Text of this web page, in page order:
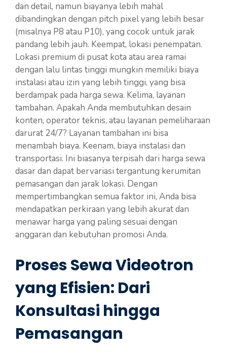
dan detail, namun biayanya lebih mahal
dibandingkan dengan pitch pixel yang lebih besar
(misalnya P8 atau P10), yang cocok untuk jarak
pandang lebih jauh. Keempat, lokasi penempatan.
Lokasi premium di pusat kota atau area ramai
dengan lalu lintas tinggi mungkin memiliki biaya
instalasi atau izin yang lebih tinggi, yang bisa
berdampak pada harga sewa. Kelima, layanan
tambahan. Apakah Anda membutuhkan desain
konten, operator teknis, atau layanan pemeliharaan
darurat 24/7? Layanan tambahan ini bisa
menambah biaya. Keenam, biaya instalasi dan
transportasi. Ini biasanya terpisah dari harga sewa
dasar dan dapat bervariasi tergantung kerumitan
pemasangan dan jarak lokasi. Dengan
mempertimbangkan semua faktor ini, Anda bisa
mendapatkan perkiraan yang lebih akurat dan
menawar harga yang paling sesuai dengan
anggaran dan kebutuhan promosi Anda.
Proses Sewa Videotron
yang Efisien: Dari
Konsultasi hingga
Pemasangan